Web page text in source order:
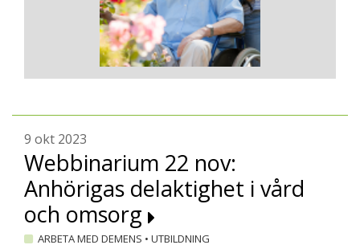
9 okt 2023
Webbinarium 22 nov:
Anhörigas delaktighet i vård
och omsorg
ARBETA MED DEMENS • UTBILDNING